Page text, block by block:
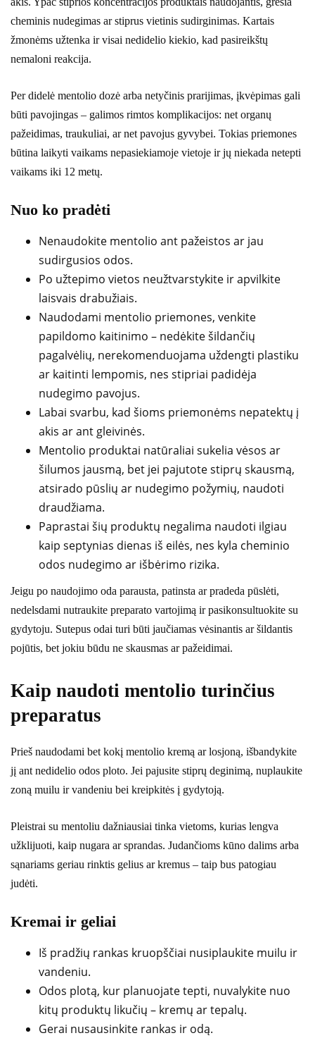
cheminis nudegimas ar stiprus vietinis sudirginimas. Kartais
žmonėms užtenka ir visai nedidelio kiekio, kad pasireikštų
nemaloni reakcija.
Per didelė mentolio dozė arba netyčinis prarijimas, įkvėpimas gali
būti pavojingas – galimos rimtos komplikacijos: net organų
pažeidimas, traukuliai, ar net pavojus gyvybei. Tokias priemones
būtina laikyti vaikams nepasiekiamoje vietoje ir jų niekada netepti
vaikams iki 12 metų.
Nuo ko pradėti
Nenaudokite mentolio ant pažeistos ar jau
sudirgusios odos.
Po užtepimo vietos neužtvarstykite ir apvilkite
laisvais drabužiais.
Naudodami mentolio priemones, venkite
papildomo kaitinimo – nedėkite šildančių
pagalvėlių, nerekomenduojama uždengti plastiku
ar kaitinti lempomis, nes stipriai padidėja
nudegimo pavojus.
Labai svarbu, kad šioms priemonėms nepatektų į
akis ar ant gleivinės.
Mentolio produktai natūraliai sukelia vėsos ar
šilumos jausmą, bet jei pajutote stiprų skausmą,
atsirado pūslių ar nudegimo požymių, naudoti
draudžiama.
Paprastai šių produktų negalima naudoti ilgiau
kaip septynias dienas iš eilės, nes kyla cheminio
odos nudegimo ar išbėrimo rizika.
Jeigu po naudojimo oda parausta, patinsta ar pradeda pūslėti,
nedelsdami nutraukite preparato vartojimą ir pasikonsultuokite su
gydytoju. Sutepus odai turi būti jaučiamas vėsinantis ar šildantis
pojūtis, bet jokiu būdu ne skausmas ar pažeidimai.
Kaip naudoti mentolio turinčius
preparatus
Prieš naudodami bet kokį mentolio kremą ar losjoną, išbandykite
jį ant nedidelio odos ploto. Jei pajusite stiprų deginimą, nuplaukite
zoną muilu ir vandeniu bei kreipkitės į gydytoją.
Pleistrai su mentoliu dažniausiai tinka vietoms, kurias lengva
užklijuoti, kaip nugara ar sprandas. Judančioms kūno dalims arba
sąnariams geriau rinktis gelius ar kremus – taip bus patogiau
judėti.
Kremai ir geliai
Iš pradžių rankas kruopščiai nusiplaukite muilu ir
vandeniu.
Odos plotą, kur planuojate tepti, nuvalykite nuo
kitų produktų likučių – kremų ar tepalų.
Gerai nusausinkite rankas ir odą.